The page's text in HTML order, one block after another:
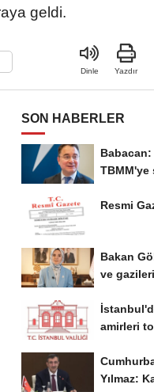
geldi.
Dinle Yazdır
SON HABERLER
TBMM'ye
Resmi
Bakan
ve
amirleri
Yılmaz: